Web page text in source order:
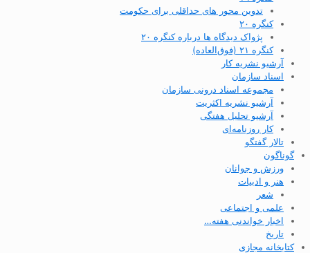
تدوین محور های حداقلی برای حکومت
کنگره ۲۰
پژواک دیدگاه ها درباره کنگره ۲۰
کنگره ۲۱ (فوق‌العاده)
آرشیو نشریه کار
اسناد سازمان
مجموعه اسناد درونی سازمان
آرشیو نشریه اکثریت
آرشیو تحلیل هفتگی
کار روزنامه‌ای
تالار گفتگو
گوناگون
ورزش و جوانان
هنر و ادبیات
شعر
علمی و اجتماعی
اخبار خواندنی هفته…
تاریخ
کتابخانه مجازی